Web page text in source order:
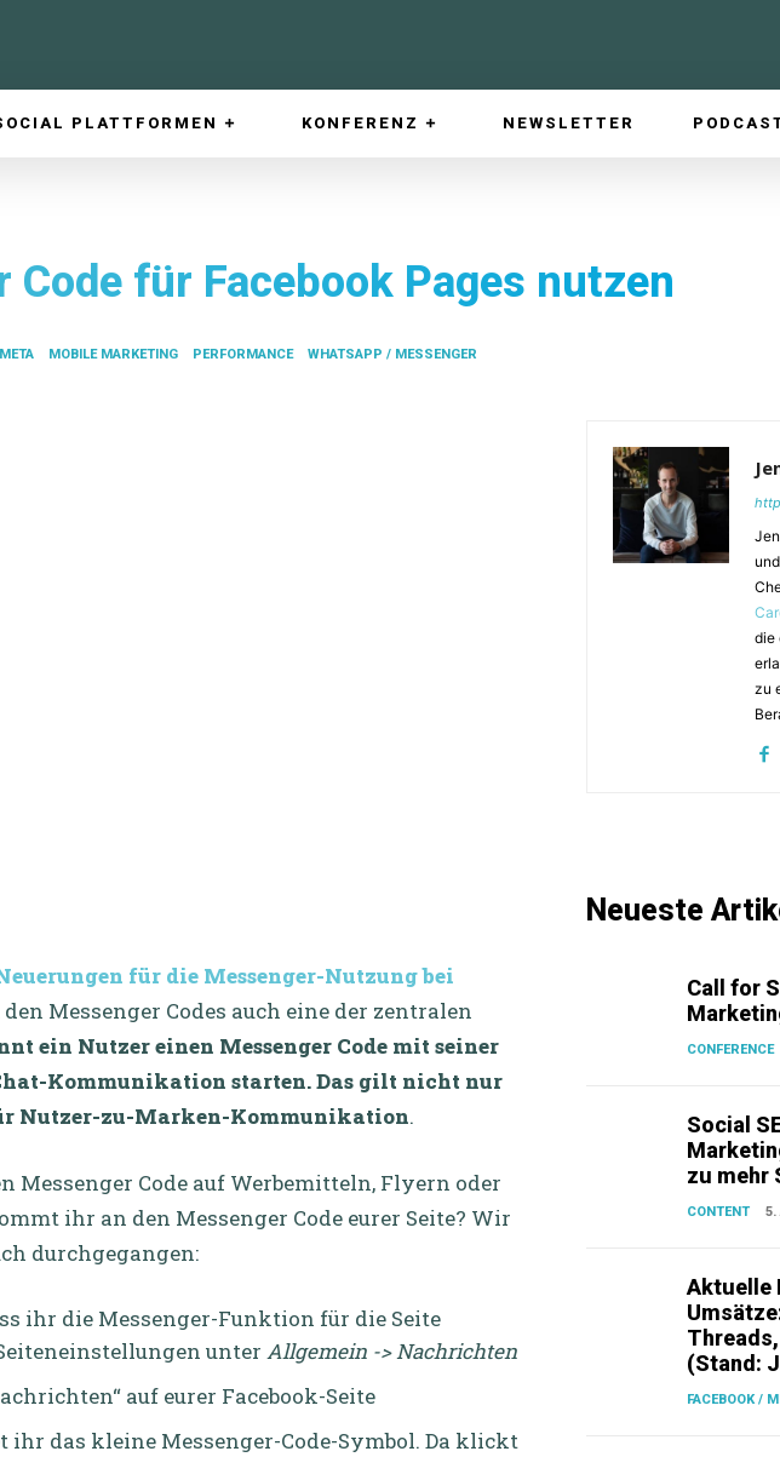
PLATTFORMEN KONFERENZ NEWSLETTER
Code für Facebook Pages nutzen
MOBILE MARKETING PERFORMANCE WHATSAPP / MESSENGER
für die Messenger-Nutzung bei
Messenger Codes auch eine der zentralen
ein Nutzer einen Messenger Code mit seiner
Kommunikation starten. Das gilt nicht nur
Nutzer-zu-Marken-Kommunikation.
Code auf Werbemitteln, Flyern oder
ihr an den Messenger Code eurer Seite? Wir
durchgegangen:
ihr die Messenger-Funktion für die Seite
unter Allgemein -> Nachrichten
auf eurer Facebook-Seite
das kleine Messenger-Code-Symbol. Da klickt
die
zu
Neueste
Call for
CONFERENCE
Social
zu mehr
CONTENT 5.
Aktuelle
(Stand:
FACEBOOK /